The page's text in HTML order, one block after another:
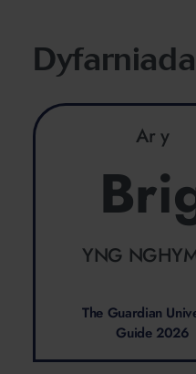
Ar y
YNG
The Guardian
Guide 2026